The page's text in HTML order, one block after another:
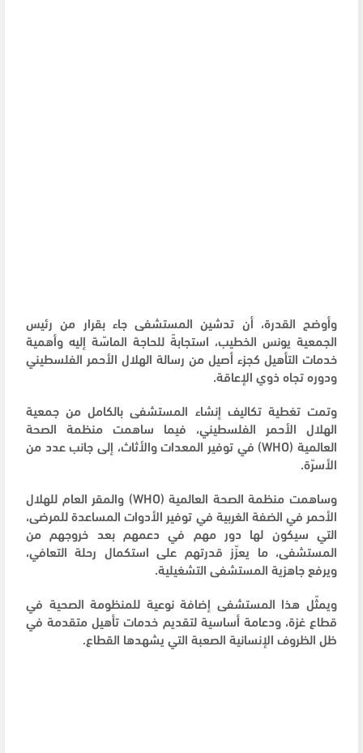
وأوضح القدرة، أن تدشين المستشفى جاء بقرار من رئيس
الجمعية يونس الخطيب، استجابةً للحاجة الماسّة إليه وأهمية
خدمات التأهيل كجزء أصيل من رسالة الهلال الأحمر الفلسطيني
ودوره تجاه ذوي الإعاقة.
وتمت تغطية تكاليف إنشاء المستشفى بالكامل من جمعية
الهلال الأحمر الفلسطيني، فيما ساهمت منظمة الصحة
العالمية (WHO) في توفير المعدات والأثاث، إلى جانب عدد من
الأسرّة.
وساهمت منظمة الصحة العالمية (WHO) والمقر العام للهلال
الأحمر في الضفة الغربية في توفير الأدوات المساعدة للمرضى،
التي سيكون لها دور مهم في دعمهم بعد خروجهم من
المستشفى، ما يعزّز قدرتهم على استكمال رحلة التعافي،
ويرفع جاهزية المستشفى التشغيلية.
ويمثّل هذا المستشفى إضافة نوعية للمنظومة الصحية في
قطاع غزة، ودعامة أساسية لتقديم خدمات تأهيل متقدمة في
ظل الظروف الإنسانية الصعبة التي يشهدها القطاع.